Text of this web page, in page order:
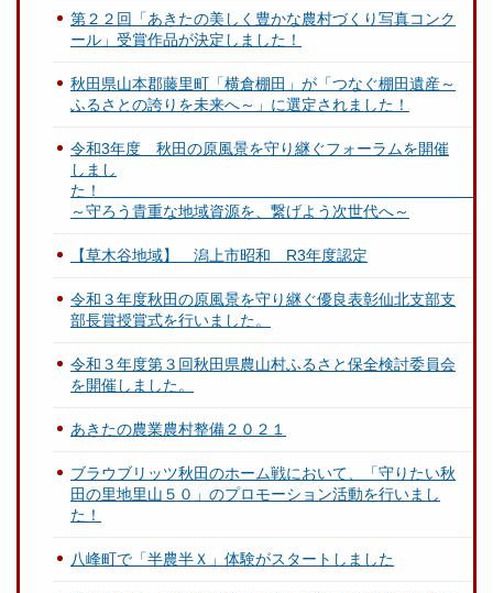
第２２回「あきたの美しく豊かな農村づくり写真コンク
ール」受賞作品が決定しました！
秋田県山本郡藤里町「横倉棚田」が「つなぐ棚田遺産～
ふるさとの誇りを未来へ～」に選定されました！
令和3年度 秋田の原風景を守り継ぐフォーラムを開催
しまし
～守ろう貴重な地域資源を、繋げよう次世代へ～
【草木谷地域】 潟上市昭和 R3年度認定
令和３年度秋田の原風景を守り継ぐ優良表彰仙北支部支
部長賞授賞式を行いました。
令和３年度第３回秋田県農山村ふるさと保全検討委員会
を開催しました。
あきたの農業農村整備２０２１
ブラウブリッツ秋田のホーム戦において、「守りたい秋
田の里地里山５０」のプロモーション活動を行いまし
た！
八峰町で「半農半Ｘ」体験がスタートしました